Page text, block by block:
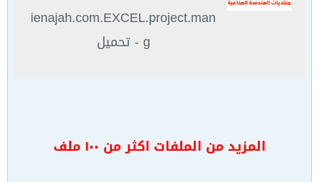
ienajah.com.EXCEL.project.man
g - تحميل
المزيد من الملفات اكثر من ١٠٠ ملف